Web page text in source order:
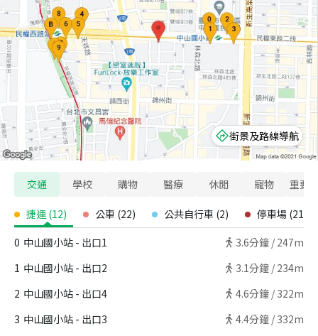
街景及路線導航
交通 學校 購物 醫療 休閒 寵物 重要
捷運 (12) 公車 (22) 公共自行車 (2) 停車場 (21
0 中山國小站 - 出口1 3.6分鐘 / 247m
1 中山國小站 - 出口2 3.1分鐘 / 234m
2 中山國小站 - 出口4 4.6分鐘 / 322m
3 中山國小站 - 出口3 4.4分鐘 / 332m